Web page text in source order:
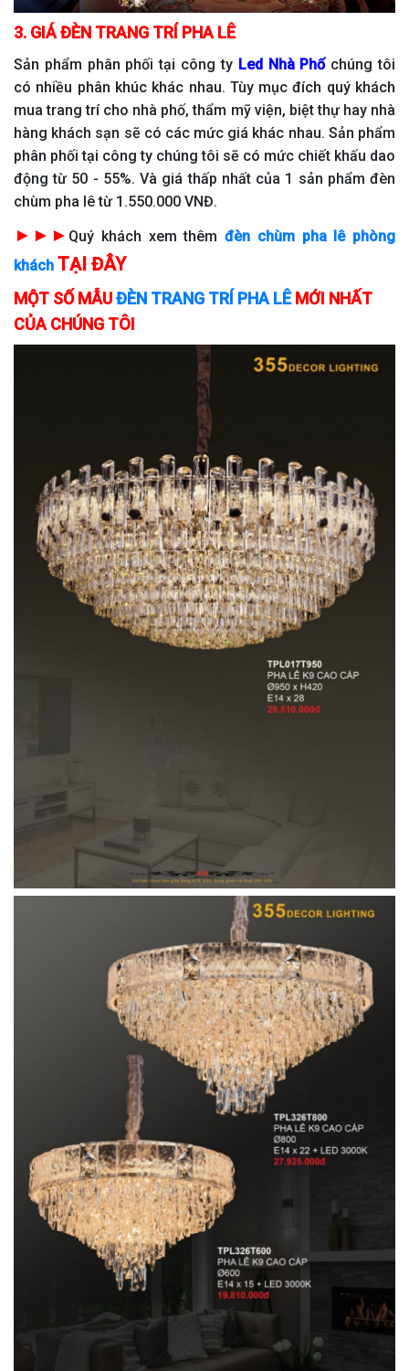
3. GIÁĐÈN TRANG TRÍ PHA LÊ
Sản phẩm phân phối tại công ty Led Nhà Phốchúng tôi
có nhiều phân khúc khác nhau. Tùy mục đích quý khách
mua trang trí cho nhà phố, thẩm mỹ viện, biệt thự hay nhà
hàng khách sạn sẽ có các mức giá khác nhau. Sản phẩm
phân phối tại công ty chúng tôi sẽ có mức chiết khấu dao
động từ 50 - 55%. Và giá thấp nhất của 1 sản phẩm đèn
chùm pha lê từ 1.550.000 VNĐ.
►►► Quý khách xem thêm đèn chùm pha lê phòng
khách TẠI ĐÂY
MỘT SỐ MẪUĐÈN TRANG TRÍ PHA LÊMỚI NHẤT
CỦA CHÚNG TÔI